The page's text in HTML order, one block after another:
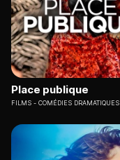
Place publique
FILMS COMÉDIES DRAMATIQUES